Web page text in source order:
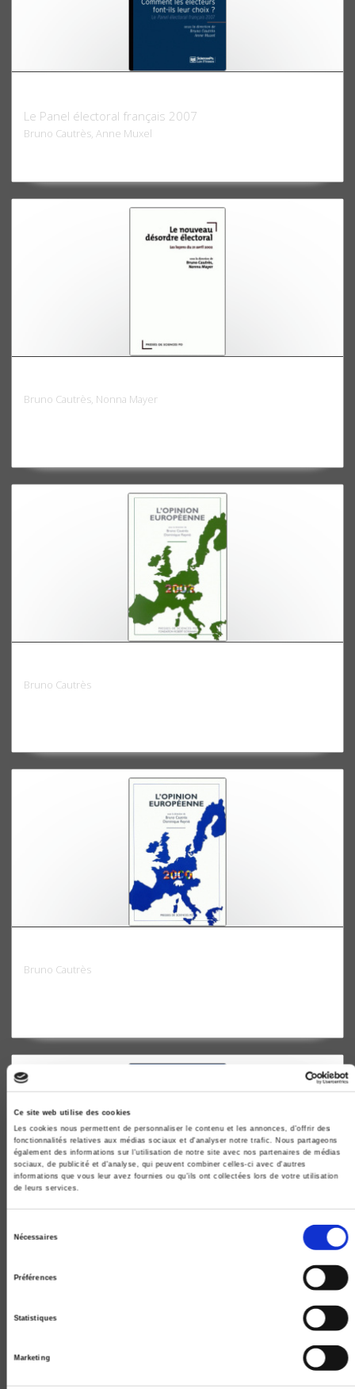
Ce site web utilise des cookies
Les cookies nous permettent de personnaliser le contenu et les annonces, d'offrir des
fonctionnalités relatives aux médias sociaux et d'analyser notre trafic. Nous partageons
également des informations sur l'utilisation de notre site avec nos partenaires de médias
sociaux, de publicité et d'analyse, qui peuvent combiner celles-ci avec d'autres
informations que vous leur avez fournies ou qu'ils ont collectées lors de votre utilisation
de leurs services.
Nécessaires
Préférences
Statistiques
Marketing
Le Panel électoral français 2007
Bruno Cautrès, Anne Muxel
Bruno Cautrès, Nonna Mayer
Bruno Cautrès
Bruno Cautrès
La France et l'Union européenne